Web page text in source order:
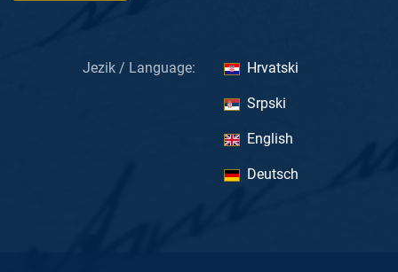
Jezik / Language: Hrvatski
Srpski
English
Deutsch